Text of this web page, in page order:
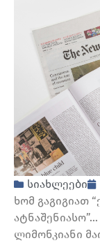
სიახლეები
ხომ გაგიგიათ
ლიმონკიანი